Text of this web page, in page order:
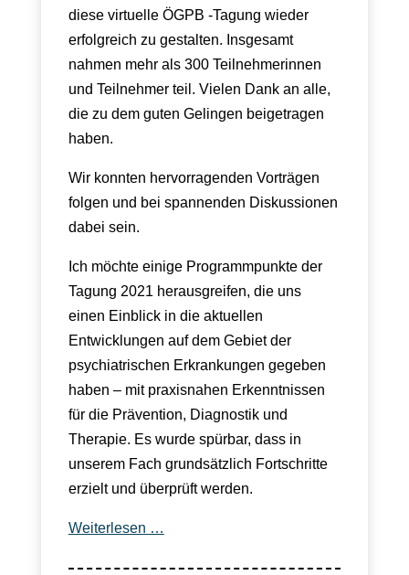
diese virtuelle ÖGPB -Tagung wieder
erfolgreich zu gestalten. Insgesamt
nahmen mehr als 300 Teilnehmerinnen
und Teilnehmer teil. Vielen Dank an alle,
die zu dem guten Gelingen beigetragen
haben.
Wir konnten hervorragenden Vorträgen
folgen und bei spannenden Diskussionen
dabei sein.
Ich möchte einige Programmpunkte der
Tagung 2021 herausgreifen, die uns
einen Einblick in die aktuellen
Entwicklungen auf dem Gebiet der
psychiatrischen Erkrankungen gegeben
haben – mit praxisnahen Erkenntnissen
für die Prävention, Diagnostik und
Therapie. Es wurde spürbar, dass in
unserem Fach grundsätzlich Fortschritte
erzielt und überprüft werden.
Weiterlesen …